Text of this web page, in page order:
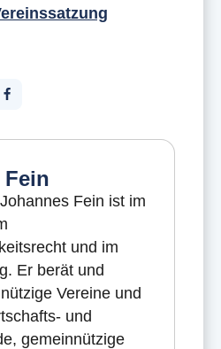
Fein ist im
und im
Er berät und
Vereine und
und
gemeinnützige